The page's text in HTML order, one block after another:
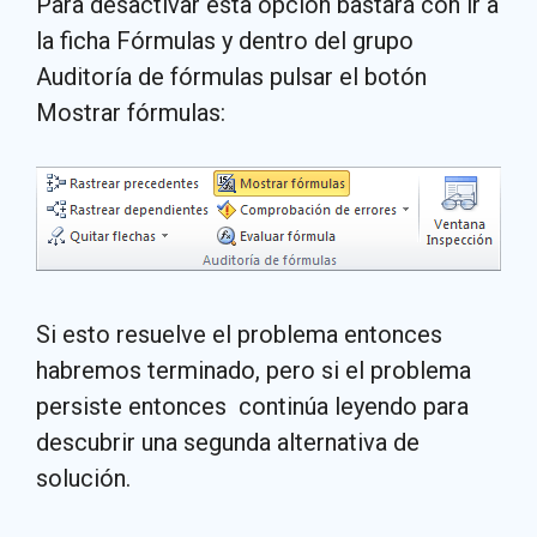
la ficha Fórmulas y dentro del grupo
Auditoría de fórmulas pulsar el botón
Mostrar fórmulas:
Si esto resuelve el problema entonces
habremos terminado, pero si el problema
persiste entonces continúa leyendo para
descubrir una segunda alternativa de
solución.